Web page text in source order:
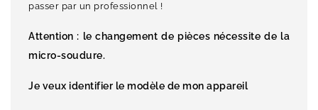
passer par un professionnel !
Attention : le changement de pièces nécessite de la
micro-soudure.
Je veux identifier le modèle de mon appareil